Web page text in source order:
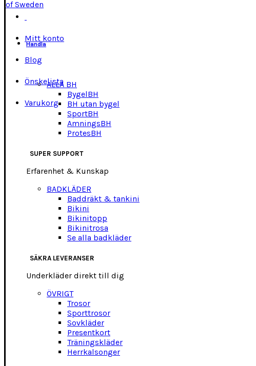
Mitt konto
Blog
Önskelista
Varukorg
Handla
ALLA BH
BygelBH
BH utan bygel
SportBH
AmningsBH
ProtesBH
SUPER SUPPORT
Erfarenhet & Kunskap
BADKLÄDER
Baddräkt & tankini
Bikini
Bikinitopp
Bikinitrosa
Se alla badkläder
SÄKRA LEVERANSER
Underkläder direkt till dig
ÖVRIGT
Trosor
Sporttrosor
Sovkläder
Presentkort
Träningskläder
Herrkalsonger